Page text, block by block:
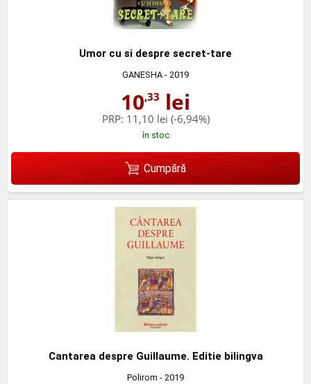
Umor cu si despre secret-tare
GANESHA - 2019
10,33 lei
PRP: 11,10 lei (-6,94%)
în stoc
Cumpără
Cantarea despre Guillaume. Editie bilingva
Polirom - 2019